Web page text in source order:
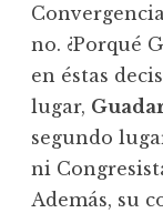
no. ¿Porqué
en éstas
lugar,
segundo
ni
Además, su